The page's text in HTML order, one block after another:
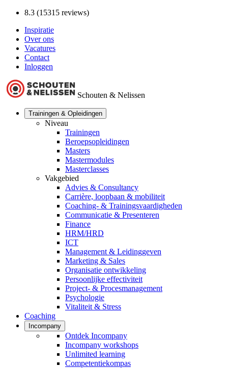
8.3 (15315 reviews)
Inspiratie
Over ons
Vacatures
Contact
Inloggen
Schouten & Nelissen
Trainingen & Opleidingen
Niveau
Trainingen
Beroepsopleidingen
Masters
Mastermodules
Masterclasses
Vakgebied
Advies & Consultancy
Carrière, loopbaan & mobiliteit
Coaching- & Trainingsvaardigheden
Communicatie & Presenteren
Finance
HRM/HRD
ICT
Management & Leidinggeven
Marketing & Sales
Organisatie ontwikkeling
Persoonlijke effectiviteit
Project- & Procesmanagement
Psychologie
Vitaliteit & Stress
Coaching
Incompany
Ontdek Incompany
Incompany workshops
Unlimited learning
Competentiekompas